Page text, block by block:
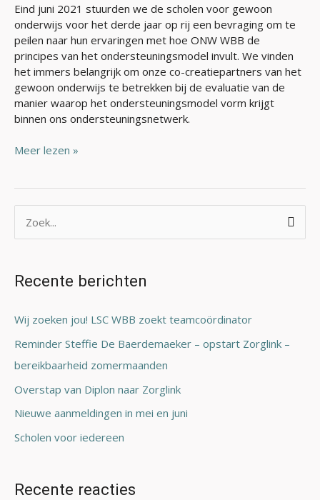
Eind juni 2021 stuurden we de scholen voor gewoon
onderwijs voor het derde jaar op rij een bevraging om te
peilen naar hun ervaringen met hoe ONW WBB de
principes van het ondersteuningsmodel invult. We vinden
het immers belangrijk om onze co-creatiepartners van het
gewoon onderwijs te betrekken bij de evaluatie van de
manier waarop het ondersteuningsmodel vorm krijgt
binnen ons ondersteuningsnetwerk.
Meer lezen »
k
:
Recente berichten
Wij zoeken jou! LSC WBB zoekt teamcoördinator
Reminder Steffie De Baerdemaeker – opstart Zorglink –
bereikbaarheid zomermaanden
Overstap van Diplon naar Zorglink
Nieuwe aanmeldingen in mei en juni
Scholen voor iedereen
Recente reacties